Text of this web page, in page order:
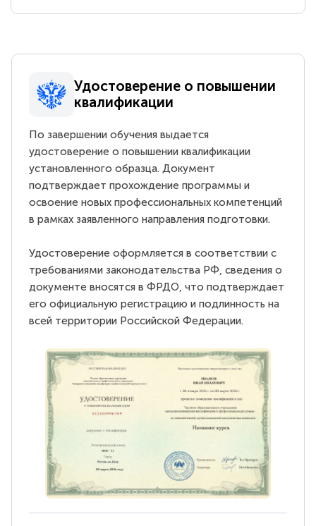
Удостоверение о повышении
квалификации
По завершении обучения выдается
удостоверение о повышении квалификации
установленного образца. Документ
подтверждает прохождение программы и
освоение новых профессиональных компетенций
в рамках заявленного направления подготовки.
Удостоверение оформляется в соответствии с
требованиями законодательства РФ, сведения о
документе вносятся в ФРДО, что подтверждает
его официальную регистрацию и подлинность на
всей территории Российской Федерации.